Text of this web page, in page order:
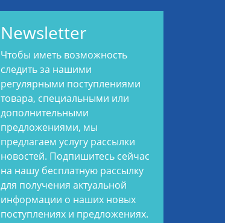
Newsletter
Чтобы иметь возможность
следить за нашими
регулярными поступлениями
товара, специальными или
дополнительными
предложениями, мы
предлагаем услугу рассылки
новостей. Подпишитесь сейчас
на нашу бесплатную рассылку
для получения актуальной
информации о наших новых
поступлениях и предложениях.